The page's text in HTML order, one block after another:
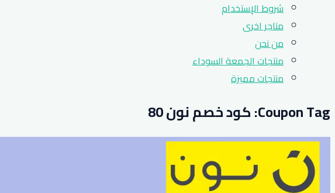
شروط الإستخدام
متاجر اخرى
من نحن
منتجات الجمعة السوداء
منتجات مميزة
Coupon Tag: كود خصم نون 80